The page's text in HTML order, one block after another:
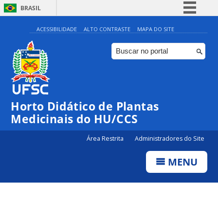
BRASIL
Simplifique!
Comunica BR
Participe
Canais
ACESSIBILIDADE ALTO CONTRASTE MAPA DO SITE
Horto Didático de Plantas
Medicinais do HU/CCS
Área Restrita Administradores do Site
MENU